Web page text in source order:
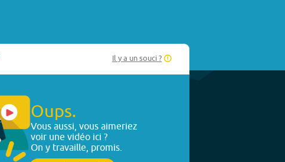
Il y a un souci ?
Oups.
Vous aussi, vous aimeriez
voir une vidéo ici ?
On y travaille, promis.